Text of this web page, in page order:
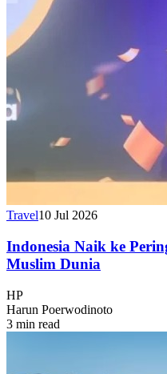
Travel10 Jul 2026
Indonesia Naik ke
Muslim Dunia
HP
Harun Poerwodinoto
3 min read